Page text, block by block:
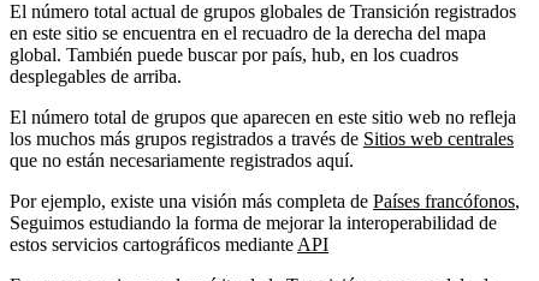
El número total actual de grupos globales de Transición registrados
en este sitio se encuentra en el recuadro de la derecha del mapa
global. También puede buscar por país, hub, en los cuadros
desplegables de arriba.
El número total de grupos que aparecen en este sitio web no refleja
los muchos más grupos registrados a través de Sitios web centrales
que no están necesariamente registrados aquí.
Por ejemplo, existe una visión más completa de Países francófonos,
Seguimos estudiando la forma de mejorar la interoperabilidad de
estos servicios cartográficos mediante API